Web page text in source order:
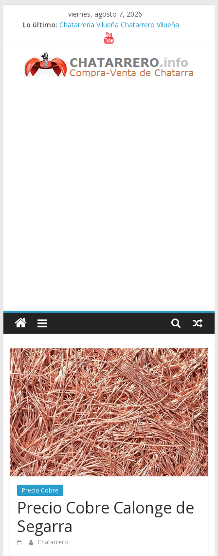
viernes, agosto 7, 2026
Lo último: Chatarreria Vilueña Chatarrero Vilueña
Chatarreria Zuera Chatarrero Zuera
Chatarreria Zaragoza Chatarrero Zaragoza
Chatarreria Zaida Chatarrero Zaida
Chatarreria Vistabella Chatarrero Vistabella
Chatarreros
–
Precio
de
Chatarra
Directorio
de
Chatarreros
vender
Chatarra
Precio Cobre
Precio Cobre Calonge de
Segarra
Chatarrero